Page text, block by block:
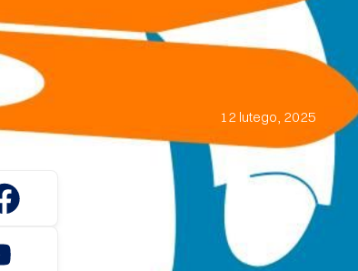
12 lutego, 2025